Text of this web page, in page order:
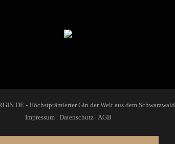
- Höchstprämierter Gin der Welt aus dem Schwarzwald
Impressum | Datenschutz| AGB